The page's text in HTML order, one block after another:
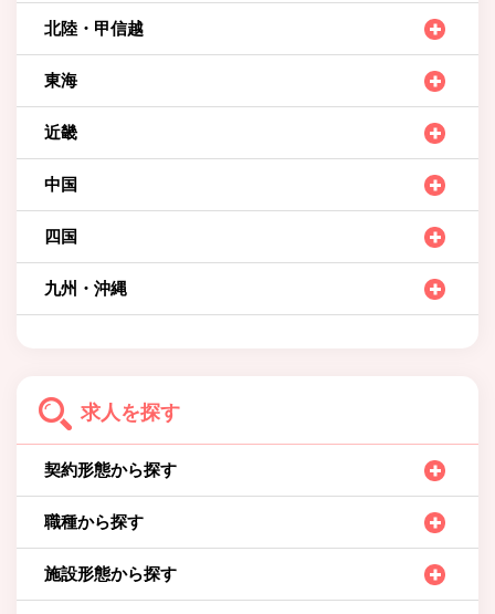
北陸・甲信越
東海
近畿
中国
四国
九州・沖縄
求人を探す
契約形態から探す
職種から探す
施設形態から探す